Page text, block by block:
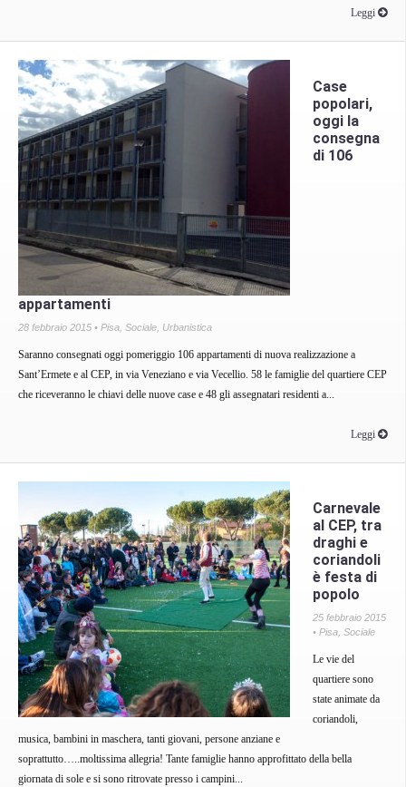
Leggi
Case
popolari,
oggi la
consegna
di 106
appartamenti
28 febbraio 2015 • Pisa Sociale Urbanistica
Saranno consegnati oggi pomeriggio 106 appartamenti di nuova realizzazione a
Sant’Ermete e al CEP, in via Veneziano e via Vecellio. 58 le famiglie del quartiere CEP
che riceveranno le chiavi delle nuove case e 48 gli assegnatari residenti a...
Leggi
Carnevale
al CEP, tra
draghi e
coriandoli
è festa di
popolo
25 febbraio 2015
• Pisa Sociale
Le vie del
quartiere sono
state animate da
coriandoli,
musica, bambini in maschera, tanti giovani, persone anziane e
soprattutto…..moltissima allegria! Tante famiglie hanno approfittato della bella
giornata di sole e si sono ritrovate presso i campini...